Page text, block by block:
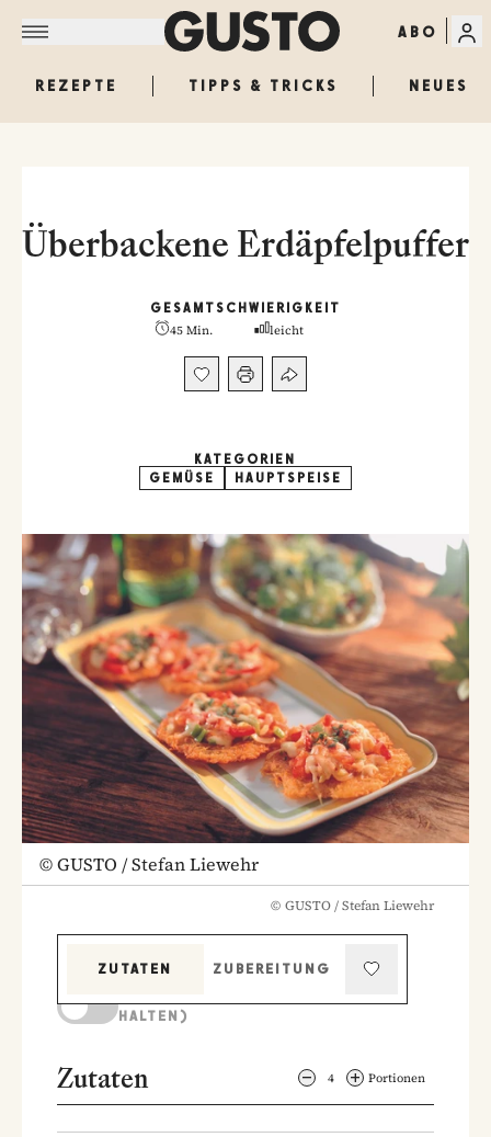
ABO
REZEPTE TIPPS & TRICKS NEUES
Überbackene Erdäpfelpuffer
GESAMT
45 Min.
SCHWIERIGKEIT
leicht
KATEGORIEN
GEMÜSE
HAUPTSPEISE
©GUSTO / Stefan Liewehr
© GUSTO / Stefan Liewehr
ZUTATEN
ZUBEREITUNG
HALTEN)
Zutaten 4 Portionen